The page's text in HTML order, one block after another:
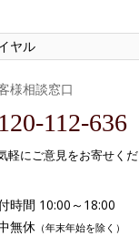
ヤル
様相談窓口
112-636
軽にご意見をお寄せく
時間 10:00～18:00
無休 （年末年始を除く）